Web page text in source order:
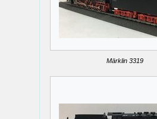
Märklin 3319